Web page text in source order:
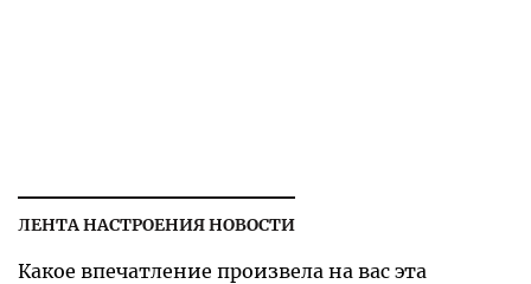
ЛЕНТА НАСТРОЕНИЯ НОВОСТИ
Какое впечатление произвела на вас эта